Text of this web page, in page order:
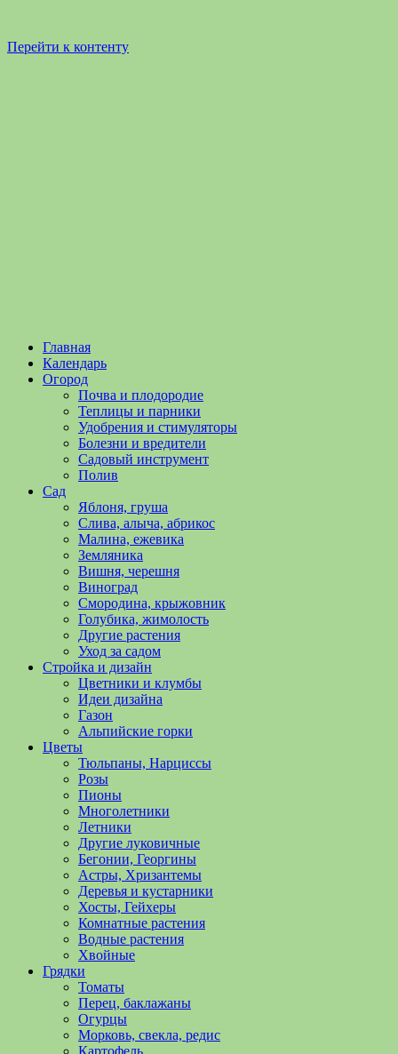
Перейти к контенту
Садоводство
Огородничество
Садоводство
огородничество
полезные
уходу
овощами,
растениями
Поможем
обустройстве
выращивании
Главная
Календарь
Огород
Почва и плодородие
Теплицы и парники
Удобрения и стимуляторы
Болезни и вредители
Садовый инструмент
Полив
Сад
Яблоня, груша
Слива, алыча, абрикос
Малина, ежевика
Земляника
Вишня, черешня
Виноград
Смородина, крыжовник
Голубика, жимолость
Другие растения
Уход за садом
Стройка и дизайн
Цветники и клумбы
Идеи дизайна
Газон
Альпийские горки
Цветы
Тюльпаны, Нарциссы
Розы
Пионы
Многолетники
Летники
Другие луковичные
Бегонии, Георгины
Астры, Хризантемы
Деревья и кустарники
Хосты, Гейхеры
Комнатные растения
Водные растения
Хвойные
Грядки
Томаты
Перец, баклажаны
Огурцы
Морковь, свекла, редис
Картофель